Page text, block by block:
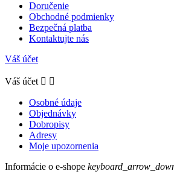
Doručenie
Obchodné podmienky
Bezpečná platba
Kontaktujte nás
Váš účet
Váš účet  
Osobné údaje
Objednávky
Dobropisy
Adresy
Moje upozornenia
Informácie o e-shope